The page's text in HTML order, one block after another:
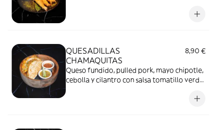
QUESADILLAS
CHAMAQUITAS
8,90 €
Queso fundido, pulled pork, mayo chipotle,
cebolla y cilantro con salsa tomatillo verde